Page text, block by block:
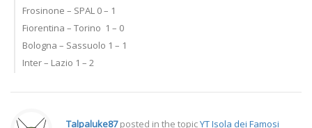
Frosinone – SPAL 0 – 1
Fiorentina – Torino 1 – 0
Bologna – Sassuolo 1 – 1
Inter – Lazio 1 – 2
Talpaluke87posted in the topicYT Isola dei Famosi